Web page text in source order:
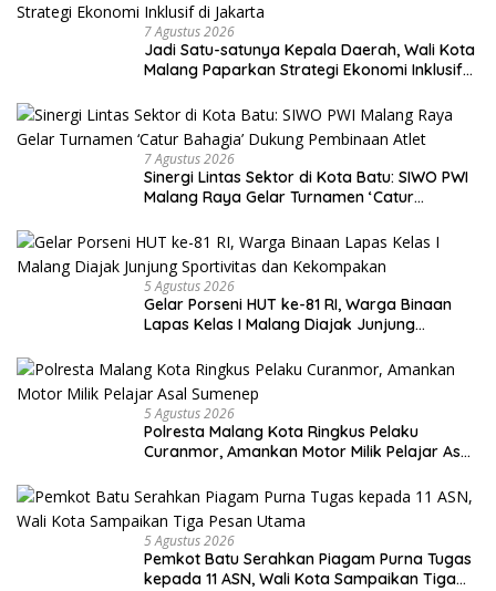
7 Agustus 2026
Jadi Satu-satunya Kepala Daerah, Wali Kota
Malang Paparkan Strategi Ekonomi Inklusif
7 Agustus 2026
Sinergi Lintas Sektor di Kota Batu: SIWO PWI
Malang Raya Gelar Turnamen ‘Catur
5 Agustus 2026
Gelar Porseni HUT ke-81 RI, Warga Binaan
Lapas Kelas I Malang Diajak Junjung
5 Agustus 2026
Polresta Malang Kota Ringkus Pelaku
Curanmor, Amankan Motor Milik Pelajar Asal
5 Agustus 2026
Pemkot Batu Serahkan Piagam Purna Tugas
kepada 11 ASN, Wali Kota Sampaikan Tiga